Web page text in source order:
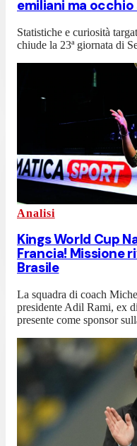
emiliani ma
Statistiche e curiosità
chiude la 23ª giornata di
Analisi
Kings World Cup
Francia! Missione
Brasile
La squadra di coach
presidente Adil Rami, ex
presente come sponsor